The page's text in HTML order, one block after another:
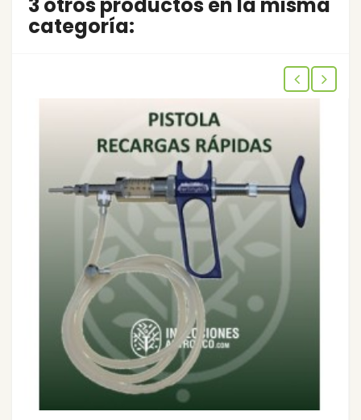
categoría: